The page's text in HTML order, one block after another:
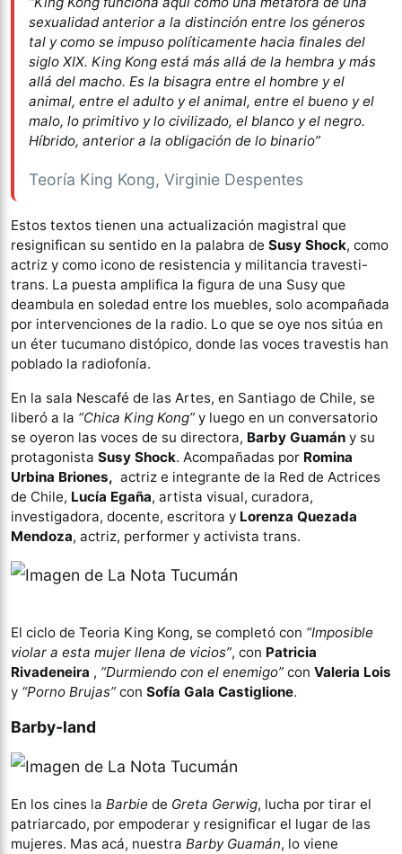
sexualidad anterior a la distinción entre los géneros
tal y como se impuso políticamente hacia finales del
siglo XIX. King Kong está más allá de la hembra y más
allá del macho. Es la bisagra entre el hombre y el
animal, entre el adulto y el animal, entre el bueno y el
malo, lo primitivo y lo civilizado, el blanco y el negro.
Híbrido, anterior a la obligación de lo binario”
Teoría King Kong, Virginie Despentes
Estos textos tienen una actualización magistral que
resignifican su sentido en la palabra de Susy Shock, como
actriz y como icono de resistencia y militancia travesti-
trans. La puesta amplifica la figura de una Susy que
deambula en soledad entre los muebles, solo acompañada
por intervenciones de la radio. Lo que se oye nos sitúa en
un éter tucumano distópico, donde las voces travestis han
poblado la radiofonía.
En la sala Nescafé de las Artes, en Santiago de Chile, se
liberó a la “Chica King Kong” y luego en un conversatorio
se oyeron las voces de su directora, Barby Guamán y su
protagonista Susy Shock. Acompañadas por Romina
Urbina Briones, actriz e integrante de la Red de Actrices
de Chile, Lucía Egaña, artista visual, curadora,
investigadora, docente, escritora y Lorenza Quezada
Mendoza, actriz, performer y activista trans.
El ciclo de Teoria King Kong, se completó con “Imposible
violar a esta mujer llena de vicios”, con Patricia
Rivadeneira , “Durmiendo con el enemigo” con Valeria Lois
y “Porno Brujas” con Sofía Gala Castiglione.
Barby-land
En los cines la Barbie de Greta Gerwig, lucha por tirar el
patriarcado, por empoderar y resignificar el lugar de las
mujeres. Mas acá, nuestra Barby Guamán, lo viene